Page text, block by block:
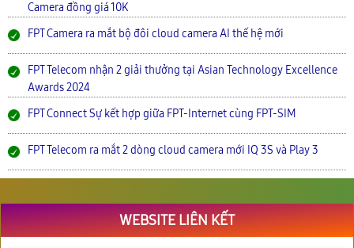
Camera đồng giá 10K
FPT Camera ra mắt bộ đôi cloud camera AI thế hệ mới
FPT Telecom nhận 2 giải thưởng tại Asian Technology Excellence
Awards 2024
FPT Connect Sự kết hợp giữa FPT-Internet cùng FPT-SIM
FPT Telecom ra mắt 2 dòng cloud camera mới IQ 3S và Play 3
WEBSITE LIÊN KẾT